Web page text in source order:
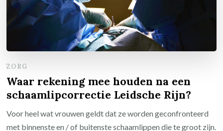
ZORG
Waar rekening mee houden na een
schaamlipcorrectie Leidsche Rijn?
Voor heel wat vrouwen geldt dat ze worden geconfronteerd
met binnenste en / of buitenste schaamlippen die te groot zijn.